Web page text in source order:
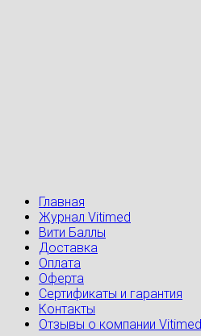
Главная
Журнал Vitimed
Вити Баллы
Доставка
Оплата
Оферта
Сертификаты и гарантия
Контакты
Отзывы о компании Vitimed